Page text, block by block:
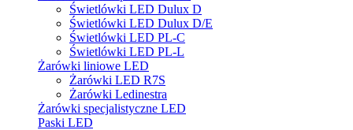
Świetlówki LED Dulux D
Świetlówki LED Dulux D/E
Świetlówki LED PL-C
Świetlówki LED PL-L
Żarówki liniowe LED
Żarówki LED R7S
Żarówki Ledinestra
Żarówki specjalistyczne LED
Paski LED